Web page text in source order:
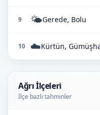
9 🌤️Gerede, Bolu
10 ☁️Kürtün,
Ağrı İlçeleri
İlçe bazlı tahminler